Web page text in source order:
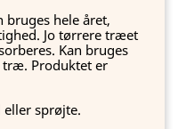
bruges hele året,
Jo tørrere træet
Kan bruges
Produktet er
sprøjte.